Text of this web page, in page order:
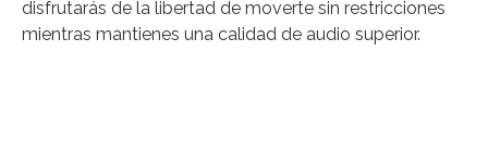
disfrutarás de la libertad de moverte sin restricciones
mientras mantienes una calidad de audio superior.